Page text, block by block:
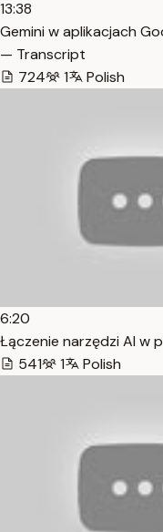
13:38
Gemini w aplikacjach
— Transcript
724
1 Polish
6:20
Łączenie narzędzi AI w
541
1 Polish